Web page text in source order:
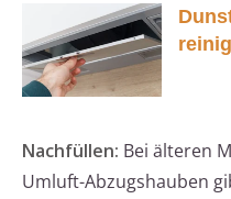
Nachfüllen: Bei älteren
Umluft-Abzugshauben